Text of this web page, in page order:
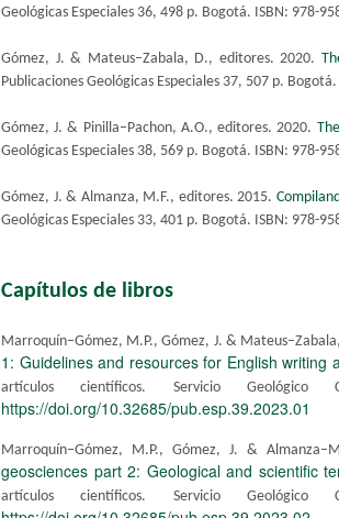
Geológicas Especiales 36, 498 p. Bogotá. ISBN: 978-
Gómez, J. & Mateus–Zabala, D., editores. 2020.
Publicaciones Geológicas Especiales 37, 507 p.
​Gómez, J. & Pinilla–Pachon, A.O., editores. 2020.
Geológicas Especiales 38, 569 p. Bogotá. ISBN: 978-
Gómez, J. & Almanza, M.F., editores. 2015.
Geológicas Especiales 33, 401 p. Bogotá. ISBN: 978-
Capítulos de libros
Marroquín​–Gómez​, M.P., Gómez, J. &
1: Guidelines and resources for English writing
artículos científicos. Servicio Geológico
https://doi.org/10.32685/pub.esp.39.2023.01
Marroquín–Gómez, M.P., Gómez, J. &
geosciences part 2: Geological and scientific
artículos científicos. Servicio Geológico